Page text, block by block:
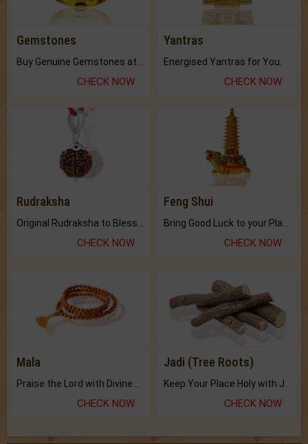
Gemstones
CHECK NOW
Yantras
Energised Yantras for You.
CHECK NOW
Rudraksha
CHECK NOW
Feng Shui
CHECK NOW
Mala
Praise the Lord with Divine Energies of Mala.
CHECK NOW
Jadi (Tree Roots)
Keep Your Place Holy with Jadi.
CHECK NOW